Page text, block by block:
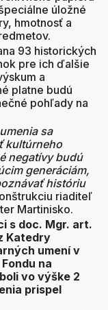
úložné
hmotnosť a
93 historických
pre ich ďalšie
a
platne budú
pohľady na
sa
kultúrneho
negatívy budú
generáciám,
históriu
riaditeľ
Martinisko.
s doc. Mgr. art.
Katedry
umení v
na
vo výške 2
prispel